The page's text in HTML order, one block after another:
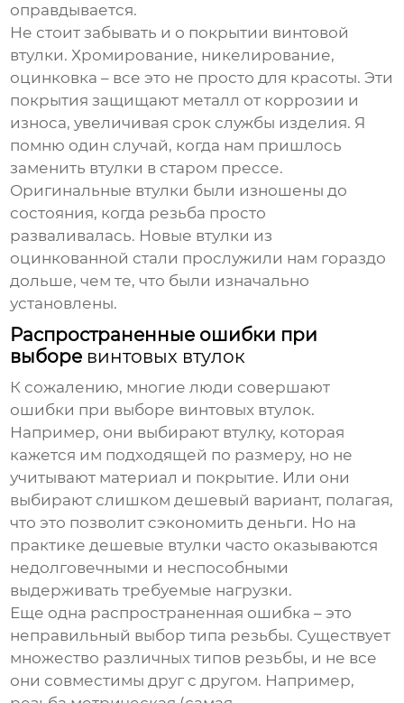
оправдывается.
Не стоит забывать и о покрытии винтовой
втулки. Хромирование, никелирование,
оцинковка – все это не просто для красоты. Эти
покрытия защищают металл от коррозии и
износа, увеличивая срок службы изделия. Я
помню один случай, когда нам пришлось
заменить втулки в старом прессе.
Оригинальные втулки были изношены до
состояния, когда резьба просто
разваливалась. Новые втулки из
оцинкованной стали прослужили нам гораздо
дольше, чем те, что были изначально
установлены.
Распространенные ошибки при
выборе винтовых втулок
К сожалению, многие люди совершают
ошибки при выборе винтовых втулок.
Например, они выбирают втулку, которая
кажется им подходящей по размеру, но не
учитывают материал и покрытие. Или они
выбирают слишком дешевый вариант, полагая,
что это позволит сэкономить деньги. Но на
практике дешевые втулки часто оказываются
недолговечными и неспособными
выдерживать требуемые нагрузки.
Еще одна распространенная ошибка – это
неправильный выбор типа резьбы. Существует
множество различных типов резьбы, и не все
они совместимы друг с другом. Например,